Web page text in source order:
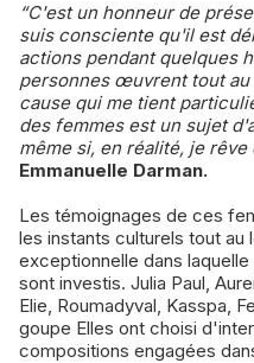
“C'est un honneur de
suis consciente qu'il est
actions pendant quelques
personnes œuvrent tout
cause qui me tient
des femmes est un sujet
même si, en réalité, je
Emmanuelle Darman.
Les témoignages de ces
les instants culturels tout
exceptionnelle dans
sont investis. Julia Paul,
Elie, Roumadyval, Kasspa,
goupe Elles ont choisi
compositions engagées